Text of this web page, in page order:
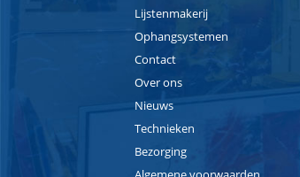
Lijstenmakerij
Ophangsystemen
Contact
Over ons
Nieuws
Technieken
Bezorging